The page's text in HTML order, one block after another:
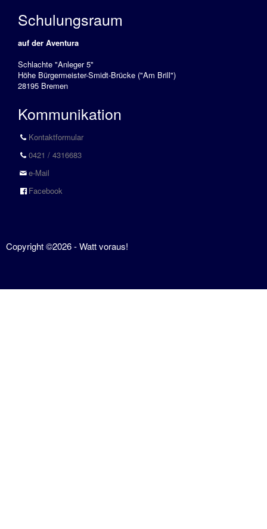
Schulungsraum
auf der Aventura
Schlachte "Anleger 5"
Höhe Bürgermeister-Smidt-Brücke ("Am Brill")
28195 Bremen
Kommunikation
Kontaktformular
0421 / 4316683
e-Mail
Facebook
Copyright ©2026 - Watt voraus!